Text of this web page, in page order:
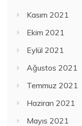
Kasım 2021
Ekim 2021
Eylül 2021
Ağustos 2021
Temmuz 2021
Haziran 2021
Mayıs 2021